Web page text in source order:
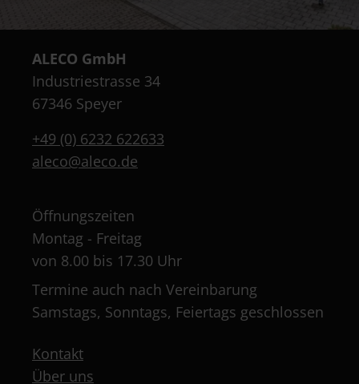
ALECO GmbH
Industriestrasse 34
67346 Speyer
+49 (0) 6232 622633
aleco@aleco.de
Öffnungszeiten
Montag - Freitag
von 8.00 bis 17.30 Uhr
Termine auch nach Vereinbarung
Samstags, Sonntags, Feiertags geschlossen
Kontakt
Über uns